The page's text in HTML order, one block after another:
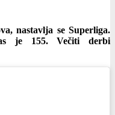
nastavlja se Superliga.
je 155. Večiti derbi